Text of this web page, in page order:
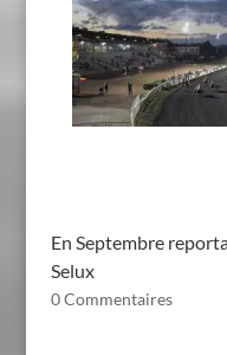
En Septembre
Selux
0 Commentaires